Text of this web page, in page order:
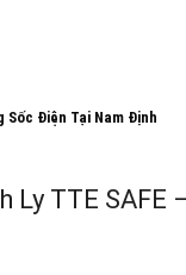
Sốc Điện Tại Nam Định
TTE SAFE